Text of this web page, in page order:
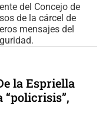
del Concejo de
de la cárcel de
mensajes del
la Espriella
“policrisis”,